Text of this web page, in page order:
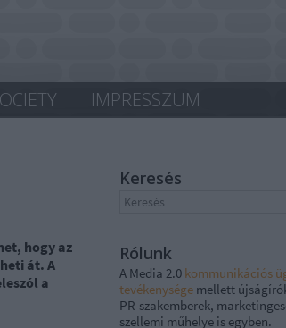
IMPRESSZUM
hogy az
át. A
a
Keresés
Rólunk
A Media 2.0 kommunikációs
tevékenysége mellett
PR-szakemberek,
szellemi műhelye is egyben.